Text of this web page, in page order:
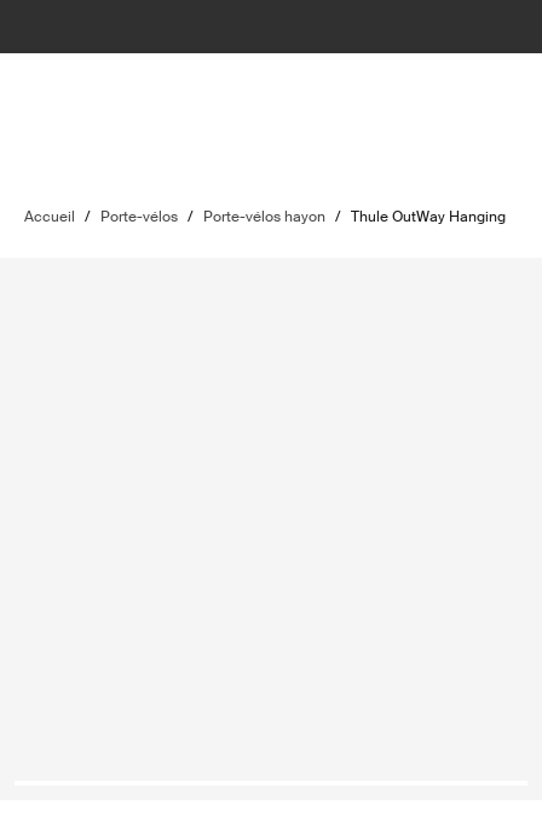
Accueil / Porte-vélos / Porte-vélos hayon / Thule OutWay Hanging